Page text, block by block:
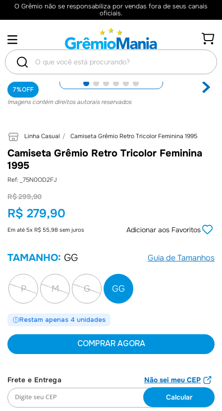
O Grêmio não se responsabiliza por vendas fora de seus canais
oficiais.
O que você está procurando?
7%OFF
Imagens contém direitos autorais reservados
Linha Casual Camiseta Grêmio Retro Tricolor Feminina 1995
Camiseta Grêmio Retro Tricolor Feminina
1995
: _75N0OD2FJ
R$ 299,90
R$ 279,90
Em até 5x R$ 55,98 sem juros Adicionar aos Favoritos
TAMANHO: GG Guia de Tamanhos
P M G GG
Restam apenas 4 unidades
COMPRAR AGORA
Não sei meu CEP
6º Camiseta